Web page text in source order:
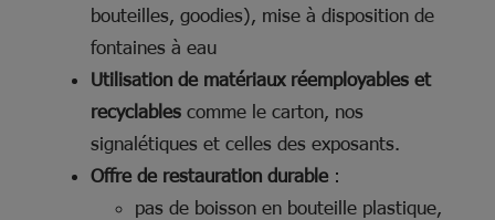
bouteilles, goodies), mise à disposition de
fontaines à eau
Utilisation de matériaux réemployables et
recyclables comme le carton, nos
signalétiques et celles des exposants.
Offre de restauration durable :
pas de boisson en bouteille plastique,